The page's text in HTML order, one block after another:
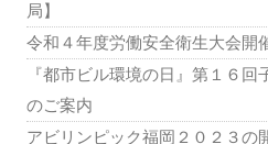
局】
令和４年度労働安全衛生大会開
『都市ビル環境の日』第１６
のご案内
アビリンピック福岡２０２３の